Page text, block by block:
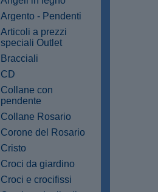
Argento - Pendenti
Articoli a prezzi
speciali Outlet
Bracciali
CD
Collane con
pendente
Collane Rosario
Corone del Rosario
Cristo
Croci da giardino
Croci e crocifissi